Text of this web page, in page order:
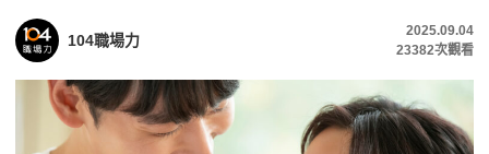
104職場力
2025.09.04
23382次觀看